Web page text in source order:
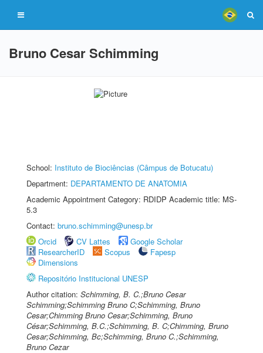
Bruno Cesar Schimming
School: Instituto de Biociências (Câmpus de Botucatu)
Department: DEPARTAMENTO DE ANATOMIA
Academic Appointment Category: RDIDP Academic title: MS-
5.3
Contact: bruno.schimming@unesp.br
Orcid
CV Lattes
Google Scholar
ResearcherID
Scopus
Fapesp
Dimensions
Repositório Institucional UNESP
Author citation: Schimming, B. C.;Bruno Cesar
Schimming;Schimming Bruno C;Schimming, Bruno
Cesar;Chimming Bruno Cesar;Schimming, Bruno
César;Schimming, B.C.;Schimming, B. C;Chimming, Bruno
Cesar;Schimming, Bc;Schimming, Bruno C.;Schimming,
Bruno Cezar